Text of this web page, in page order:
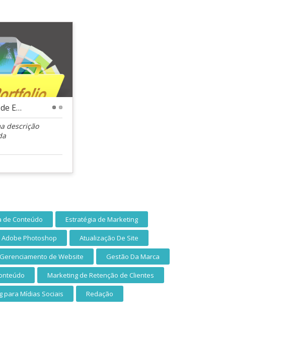
Criação de Embalagens
descrição
de Conteúdo Estratégia de Marketing
Adobe Photoshop Atualização De Site
Gerenciamento de Website Gestão Da Marca
Marketing de Retenção de Clientes
para Mídias Sociais Redação